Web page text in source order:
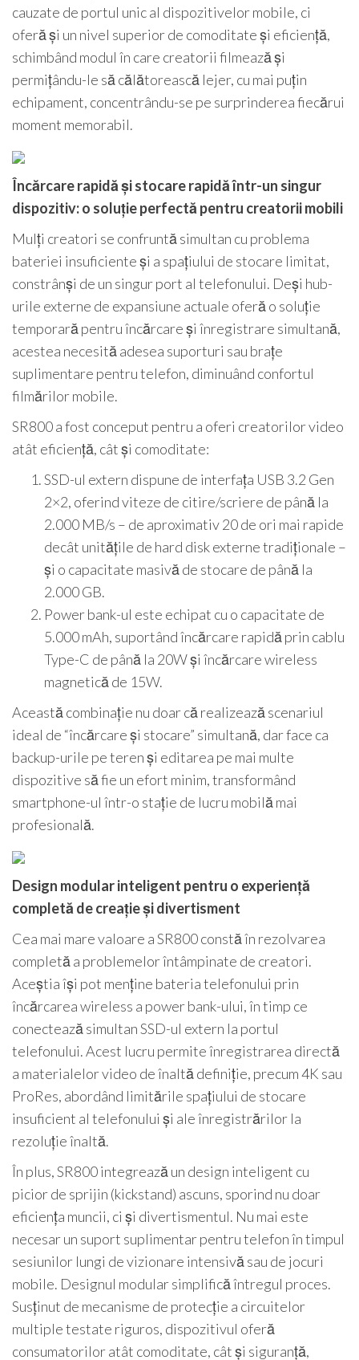
cauzate de portul unic al dispozitivelor mobile, ci
oferă și un nivel superior de comoditate și eficiență,
schimbând modul în care creatorii filmează și
permițându-le să călătorească lejer, cu mai puțin
echipament, concentrându-se pe surprinderea fiecărui
moment memorabil.
Încărcare rapidă și stocare rapidă într-un singur
dispozitiv: o soluție perfectă pentru creatorii mobili
Mulți creatori se confruntă simultan cu problema
bateriei insuficiente și a spațiului de stocare limitat,
constrânși de un singur port al telefonului. Deși hub-
urile externe de expansiune actuale oferă o soluție
temporară pentru încărcare și înregistrare simultană,
acestea necesită adesea suporturi sau brațe
suplimentare pentru telefon, diminuând confortul
filmărilor mobile.
SR800 a fost conceput pentru a oferi creatorilor video
atât eficiență, cât și comoditate:
SSD-ul extern dispune de interfața USB 3.2 Gen
2×2, oferind viteze de citire/scriere de până la
2.000 MB/s – de aproximativ 20 de ori mai rapide
decât unitățile de hard disk externe tradiționale –
și o capacitate masivă de stocare de până la
2.000 GB.
Power bank-ul este echipat cu o capacitate de
5.000 mAh, suportând încărcare rapidă prin cablu
Type-C de până la 20W și încărcare wireless
magnetică de 15W.
Această combinație nu doar că realizează scenariul
ideal de “încărcare și stocare” simultană, dar face ca
backup-urile pe teren și editarea pe mai multe
dispozitive să fie un efort minim, transformând
smartphone-ul într-o stație de lucru mobilă mai
profesională.
Design modular inteligent pentru o experiență
completă de creație și divertisment
Cea mai mare valoare a SR800 constă în rezolvarea
completă a problemelor întâmpinate de creatori.
Aceștia își pot menține bateria telefonului prin
încărcarea wireless a power bank-ului, în timp ce
conectează simultan SSD-ul extern la portul
telefonului. Acest lucru permite înregistrarea directă
a materialelor video de înaltă definiție, precum 4K sau
ProRes, abordând limitările spațiului de stocare
insuficient al telefonului și ale înregistrărilor la
rezoluție înaltă.
În plus, SR800 integrează un design inteligent cu
picior de sprijin (kickstand) ascuns, sporind nu doar
eficiența muncii, ci și divertismentul. Nu mai este
necesar un suport suplimentar pentru telefon în timpul
sesiunilor lungi de vizionare intensivă sau de jocuri
mobile. Designul modular simplifică întregul proces.
Susținut de mecanisme de protecție a circuitelor
multiple testate riguros, dispozitivul oferă
consumatorilor atât comoditate, cât și siguranță,